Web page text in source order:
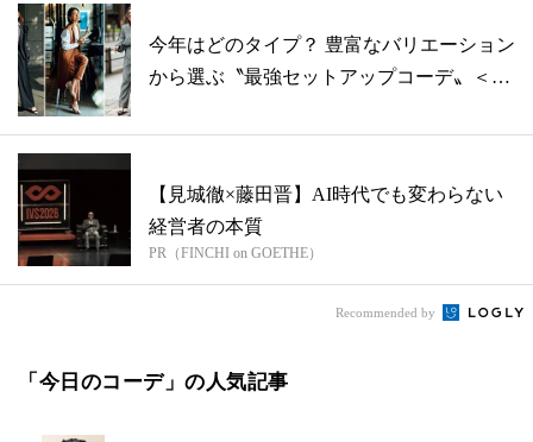
今年はどのタイプ？ 豊富なバリエーション
から選ぶ〝最強セットアップコーデ〟＜
【見城徹×藤田晋】AI時代でも変わらない
経営者の本質
PR（FINCHI on GOETHE）
Recommended by
「今日のコーデ」の人気記事